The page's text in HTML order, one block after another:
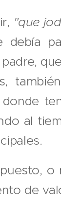
"que
debía
al
o
de